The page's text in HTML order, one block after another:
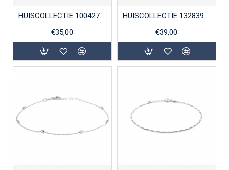
HUISCOLLECTIE 1004270 ZILVEREN ENKELBANDJE KOORDSCHAKEL
€35,00
HUISCOLLECTIE 1328392 ZILVEREN ENKELBANDJE PLAATJES
€39,00